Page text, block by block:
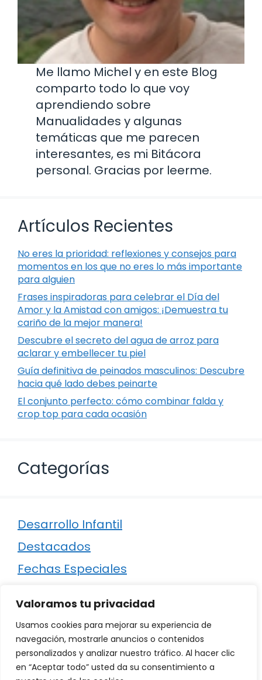
Valoramos tu privacidad
Usamos cookies para mejorar su experiencia de
navegación, mostrarle anuncios o contenidos
personalizados y analizar nuestro tráfico. Al hacer clic
en “Aceptar todo” usted da su consentimiento a
Me llamo Michel y en este Blog
comparto todo lo que voy
aprendiendo sobre
Manualidades y algunas
temáticas que me parecen
interesantes, es mi Bitácora
personal. Gracias por leerme.
Artículos Recientes
No eres la prioridad: reflexiones y consejos para
momentos en los que no eres lo más importante
para alguien
Frases inspiradoras para celebrar el Día del
Amor y la Amistad con amigos: ¡Demuestra tu
cariño de la mejor manera!
Descubre el secreto del agua de arroz para
aclarar y embellecer tu piel
Guía definitiva de peinados masculinos: Descubre
hacia qué lado debes peinarte
El conjunto perfecto: cómo combinar falda y
crop top para cada ocasión
Categorías
Desarrollo Infantil
Destacados
Fechas Especiales
Regalos
Relaciones